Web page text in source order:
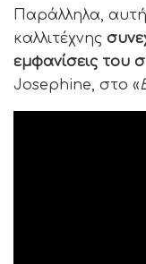
Παράλληλα,
καλλιτέχνης
εμφανίσεις του
Josephine, στο «